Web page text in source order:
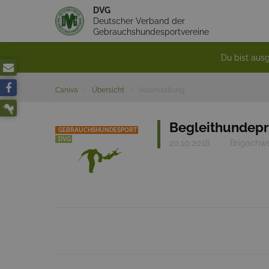
DVG
Deutscher Verband der
Gebrauchshundesportvereine
Du bist
Caniva Übersicht
GEBRAUCHSHUNDESPORT
DVG
20.10.2018